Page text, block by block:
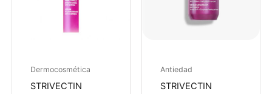
Dermocosmética
STRIVECTIN
Antiedad
STRIVECTIN